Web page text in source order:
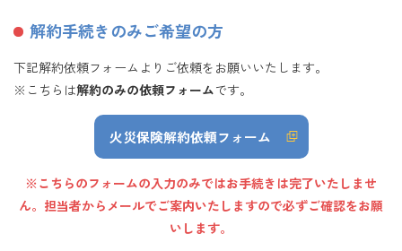
解約手続きのみご希望の方
下記解約依頼フォームよりご依頼をお願いいたします。
※こちらは解約のみの依頼フォームです。
火災保険解約依頼フォーム
※こちらのフォームの入力のみではお手続きは完了いたしませ
ん。担当者から メールでご案内いたしますので必ずご確認をお願
いします。